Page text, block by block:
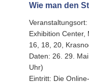
Wie man den
Exhibition Center,
16, 18, 20,
Daten: 26. 29.
Uhr)
Eintritt: Die